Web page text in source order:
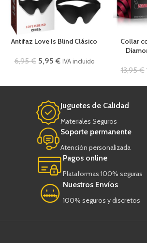
Antifaz Love Is Blind Clásico
6,95€ 5,95€ IVA incluido
Collar
13,95€
Juguetes de Calidad
Materiales Seguros
Soporte permanente
Atención personalizada
Pagos online
Plataformas 100% seguras
Nuestros Envíos
100% seguros y discretos